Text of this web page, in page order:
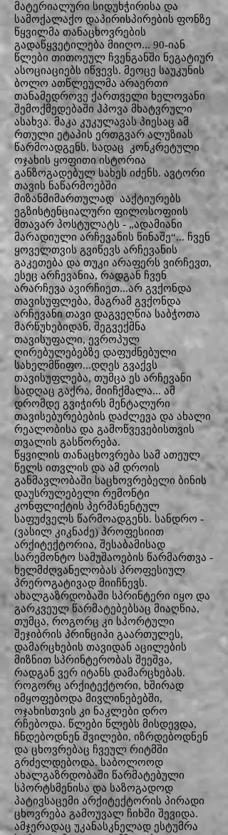
მატერიალური სიდუხჭირისა და
სამოქალაქო დაპირისპირების ფონზე
წყვილმა თანაცხოვრების
გადაწყვეტილება მიიღო... 90-იან
წლები თითოეულ ჩვენგანში ნეგატიურ
ასოციაციებს იწვევს. მეოცე საუკუნის
ბოლო ათწლეულმა არაერთი
თანამედროვე ქართველი ხელოვანი
შემოქმედებაში ჰპოვა მხატვრული
ასახვა. მაკა კუკულავას პიესაც ამ
რთული ეტაპის ერთგვარ ალუზიას
წარმოადგენს, სადაც კონკრეტული
ოჯახის ყოფითი ისტორია
განზოგადებულ სახეს იძენს. ავტორი
თავის ნაწარმოებში
მიზანმიმართულად ააქტიურებს
ეგზისტენციალური ფილოსოფიის
მთავარ პოსტულატს - „ადამიანი
მარადიული არჩევანის წინაშე“... ჩვენ
ყოველთვის გვიწევს არჩევანის
გაკეთება და თუკი არაფერს ვირჩევთ,
ესეც არჩევანია, რადგან ჩვენ
არარჩევა ავირჩიეთ...არ გვქონდა
თავისუფლება, მაგრამ გვქონდა
არჩევანი თავი დაგვეღწია საბჭოთა
მარწუხებიდან, შეგვექმნა
თავისუფალი, ევროპულ
ღირებულებებზე დაფუძნებული
სახელმწიფო...დღეს გვაქვს
თავისუფლება, თუმცა ეს არჩევანი
სადღაც გაქრა, მიიჩქმალა... ამ
დრომდე გვიჭირს მენტალური
თავისებურებების დაძლევა და ახალი
რეალობისა და გამოწვევებისთვის
თვალის გასწორება.
წყვილის თანაცხოვრება სამ ათეულ
წელს ითვლის და ამ დროის
განმავლობაში საცხოვრებელი ბინის
დაუსრულებელი რემონტი
კონფლიქტის პერმანენტულ
საფუძველს წარმოადგენს. სანდრო -
(ვასილ კიკნაძე) პროფესიით
არქიტექტორია, შესაბამისად
სარემონტო სამუშაოების წარმართვა -
ხელმძღვანელობას პროფესიულ
პრეროგატივად მიიჩნევს.
ახალგაზრდობაში სპრინტერი იყო და
გარკვეულ წარმატებებსაც მიაღწია,
თუმცა, როგორც კი სპორტული
შეჯიბრის პრინციპი გაართულეს,
დამარცხების თავიდან აცილების
მიზნით სპრინტერობას შეეშვა,
რადგან ვერ იტანს დამარცხებას.
როგორც არქიტექტორი, ხშირად
იმყოფებოდა მივლინებებში,
ოჯახისთვის კი ნაკლები დრო
რჩებოდა. წლები წლებს მისდევდა,
ჩნდებოდნენ შვილები, იზრდებოდნენ
და ცხოვრებაც ჩვეულ რიტმში
გრძელდებოდა. საბოლოოდ
ახალგაზრდობაში წარმატებული
სპორტსმენისა და საზოგადოდ
პატივსაცემი არქიტექტორის პირადი
ცხოვრება გამოუვალ ჩიხში შევიდა.
ამჯერადაც უკანასკნელად ესტუმრა